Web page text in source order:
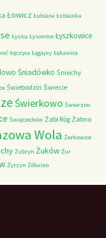
Łowicz Łubiana Łubianka
Łysica Łysomice Łyszkowice
Łęczyca Łęgajny Łękawica
Śniadówko Śniechy
Świebodzin Świecie
Świerkowo Świerzno
Święciechów Żabi Róg Żabno
Wola Żerkowice
Żubryn Żuków Żur
Żyrzyn Żółwino